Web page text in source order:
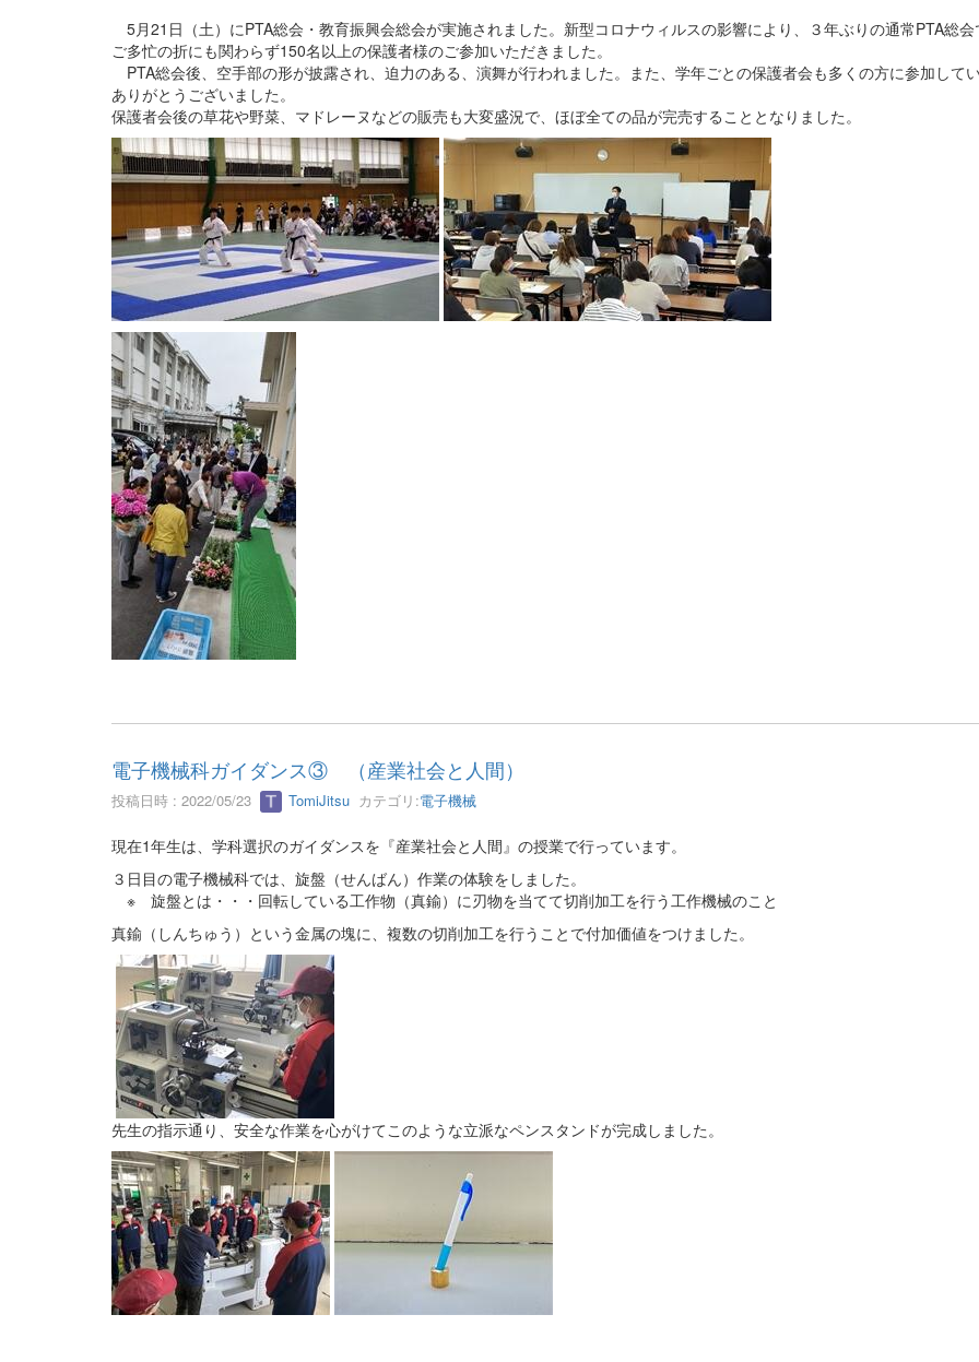
5月21日（土）にPTA総会・教育振興会総会が実施されました。新型コロナウィルスの影響により、３年ぶりの通常PTA総会
ご多忙の折にも関わらず150名以上の保護者様のご参加いただきました。
PTA総会後、空手部の形が披露され、迫力のある、演舞が行われました。また、学年ごとの保護者会も多くの方に参加して
ありがとうございました。
保護者会後の草花や野菜、マドレーヌなどの販売も大変盛況で、ほぼ全ての品が完売することとなりました。
電子機械科ガイダンス③ （産業社会と人間）
投稿日時 : 2022/05/23 TomiJitsu カテゴリ:電子機械
現在1年生は、学科選択のガイダンスを『産業社会と人間』の授業で行っています。
３日目の電子機械科では、旋盤（せんばん）作業の体験をしました。
※ 旋盤とは・・・回転している工作物（真鍮）に刃物を当てて切削加工を行う工作機械のこと
真鍮（しんちゅう）という金属の塊に、複数の切削加工を行うことで付加価値をつけました。
先生の指示通り、安全な作業を心がけてこのような立派なペンスタンドが完成しました。